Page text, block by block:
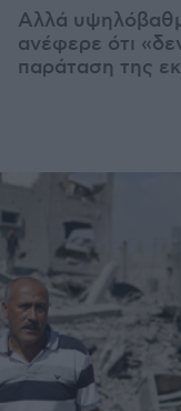
Αλλά
ανέφερε ότι
παράταση της